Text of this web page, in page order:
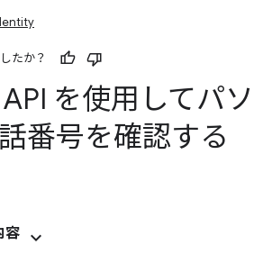
たか？
を使用してパソ
番号を確認する
容